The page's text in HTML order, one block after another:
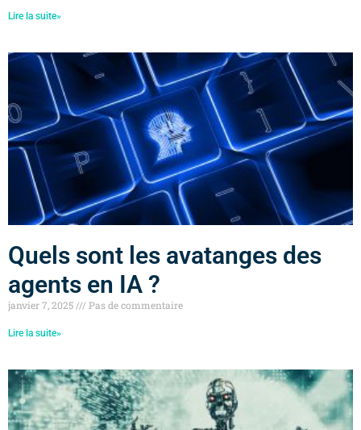
Lire la suite»
Quels sont les avatanges des
agents en IA ?
janvier 7, 2025 Pas de commentaire
Lire la suite»